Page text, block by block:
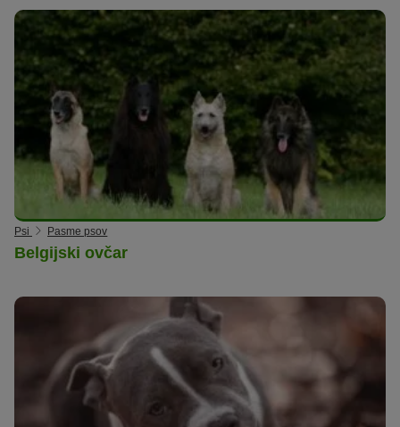
Psi Pasme psov
Belgijski ovčar